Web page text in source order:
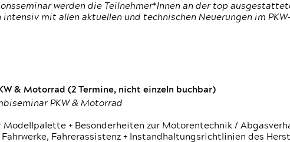
werden die Teilnehmer*Innen an der top
intensiv mit allen aktuellen und technischen Neuerungen im
& Motorrad (2 Termine, nicht einzeln buchbar)
PKW & Motorrad
Modellpalette + Besonderheiten zur Motorentechnik /
Fahrerassistenz + Instandhaltungsrichtlinien des